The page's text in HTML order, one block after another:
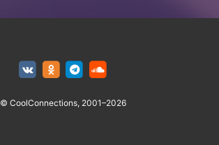
© CoolConnections, 2001–2026